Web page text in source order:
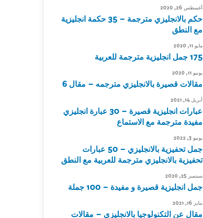
أغسطس 26, 2020
حكم بالانجليزي مترجمة – 35 حكمة انجليزية
مع النطق
مايو 11, 2020
175 جمل انجليزية مترجمة للعربية
يونيو 11, 2020
مقالات قصيرة بالانجليزي مترجمه – مقال 6
أبريل 14, 2021
عبارات انجليزية قصيرة – 30 عبارة انجليزي
مفيدة مترجمة مع الاستماع
يونيو 3, 2022
جمل تحفيزية بالانجليزي – 50 عبارات
تحفيزية بالانجليزي مترجمة للعربية مع النطق
سبتمبر 25, 2020
جمل انجليزية قصيرة و مفيدة – 100 جملة
يناير 16, 2021
مقال عن التكنولوجيا بالانجليزي – مقالات